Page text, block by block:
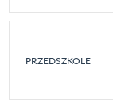
PRZEDSZKOLE